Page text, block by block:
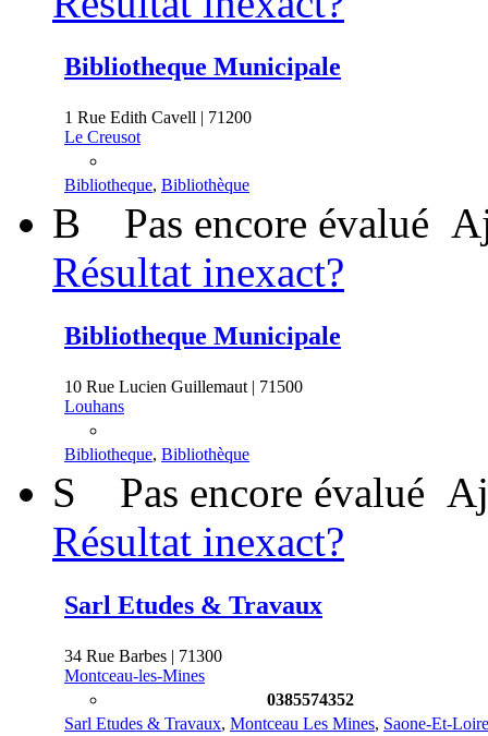
Bibliotheque Municipale
1 Rue Edith Cavell | 71200
Le Creusot
Bibliotheque, Bibliothèque
B Pas encore évalué
Résultat inexact?
Bibliotheque Municipale
10 Rue Lucien Guillemaut | 71500
Louhans
Bibliotheque, Bibliothèque
S Pas encore évalué
Résultat inexact?
Sarl Etudes & Travaux
34 Rue Barbes | 71300
Montceau-les-Mines
0385574352
Sarl Etudes & Travaux, Montceau Les Mines, Saone-Et-Loire